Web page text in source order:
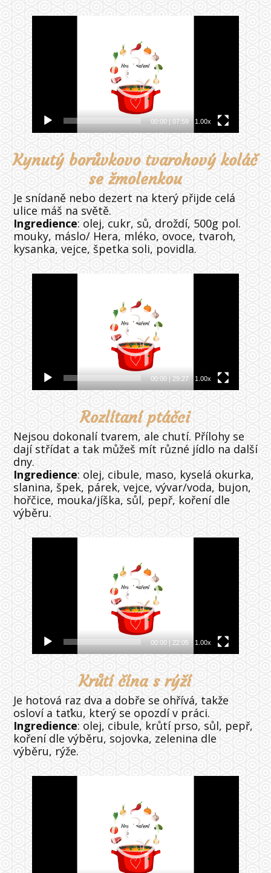
00:00 | 07:59 1.00x
Kynutý borůvkovo tvarohový koláč
se žmolenkou
Je snídaně nebo dezert na který přijde celá
ulice máš na světě.
Ingredience: olej, cukr, sů, droždí, 500g pol.
mouky, máslo/ Hera, mléko, ovoce, tvaroh,
kysanka, vejce, špetka soli, povidla.
00:00 | 29:27 1.00x
Rozlítaní ptáčci
Nejsou dokonalí tvarem, ale chutí. Přílohy se
dají střídat a tak můžeš mít různé jídlo na další
dny.
Ingredience: olej, cibule, maso, kyselá okurka,
slanina, špek, párek, vejce, vývar/voda, bujon,
hořčice, mouka/jíška, sůl, pepř, koření dle
výběru.
00:00 22:05 1.00x
Krůtí čína s rýží
Je hotová raz dva a dobře se ohřívá, takže
osloví a taťku, který se opozdí v práci.
Ingredience: olej, cibule, krůtí prso, sůl, pepř,
koření dle výběru, sojovka, zelenina dle
výběru, rýže.